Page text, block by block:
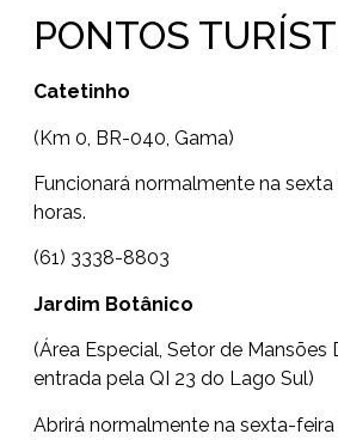
PONTOS
Catetinho
(Km 0, BR-040, Gama)
Funcionará normalmente na sexta
horas.
(61) 3338-8803
Jardim Botânico
(Área Especial, Setor de Mansões
entrada pela QI 23 do Lago Sul)
Abrirá normalmente na sexta-feira